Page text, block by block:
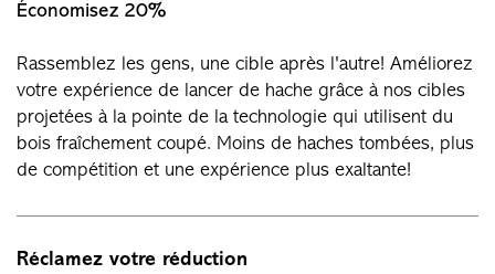
Économisez 20%
Rassemblez les gens, une cible après l'autre! Améliorez
votre expérience de lancer de hache grâce à nos cibles
projetées à la pointe de la technologie qui utilisent du
bois fraîchement coupé. Moins de haches tombées, plus
de compétition et une expérience plus exaltante!
Réclamez votre réduction